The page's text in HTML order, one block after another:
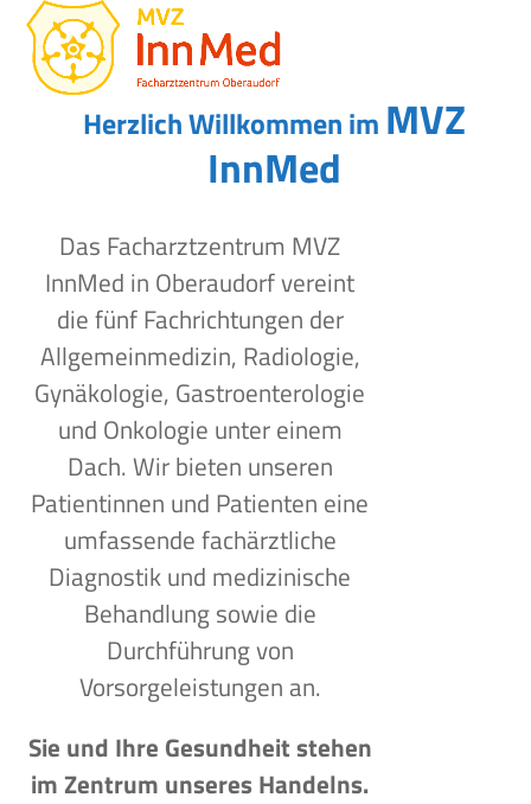
Skip
content
Open
mobile
menu
Close
mobile
menu
Herzlich Willkommen im MVZ
InnMed
Das Facharztzentrum MVZ
InnMed in Oberaudorf vereint
die fünf Fachrichtungen der
Allgemeinmedizin, Radiologie,
Gynäkologie, Gastroenterologie
und Onkologie unter einem
Dach. Wir bieten unseren
Patientinnen und Patienten eine
umfassende fachärztliche
Diagnostik und medizinische
Behandlung sowie die
Durchführung von
Vorsorgeleistungen an.
Sie und Ihre Gesundheit stehen
im Zentrum unseres Handelns.